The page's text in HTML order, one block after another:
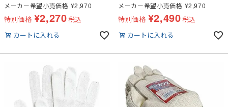
メーカー希望小売価格 ¥2,970
特別価格 ¥2,270税込
カートに入れる
メーカー希望小売価格 ¥2,970
特別価格 ¥2,490税込
カートに入れる